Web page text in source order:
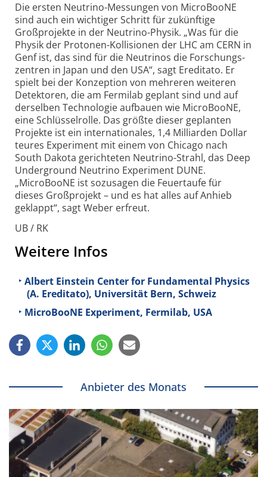
Die ersten Neutrino-Messungen von MicroBooNE
sind auch ein wichtiger Schritt für zukünftige
Großprojekte in der Neutrino-Physik. „Was für die
Physik der Protonen-Kollisionen der LHC am CERN in
Genf ist, das sind für die Neutrinos die Forschungs­
zentren in Japan und den USA“, sagt Ereditato. Er
spielt bei der Konzeption von mehreren weiteren
Detektoren, die am Fermilab geplant sind und auf
derselben Technologie aufbauen wie MicroBooNE,
eine Schlüsselrolle. Das größte dieser geplanten
Projekte ist ein internationales, 1,4 Milliarden Dollar
teures Experiment mit einem von Chicago nach
South Dakota gerichteten Neutrino-Strahl, das Deep
Underground Neutrino Experiment DUNE.
„MicroBooNE ist sozusagen die Feuertaufe für
dieses Großprojekt – und es hat alles auf Anhieb
geklappt“, sagt Weber erfreut.
UB / RK
Weitere Infos
Albert Einstein Center for Fundamental Physics
(A. Ereditato), Universität Bern, Schweiz
MicroBooNE Experiment, Fermilab, USA
Anbieter des Monats